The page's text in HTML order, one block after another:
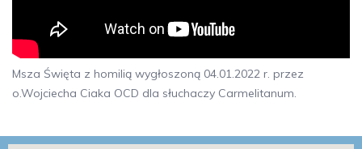
Msza Święta z homilią wygłoszoną 04.01.2022 r. przez
o.Wojciecha Ciaka OCD dla słuchaczy Carmelitanum.